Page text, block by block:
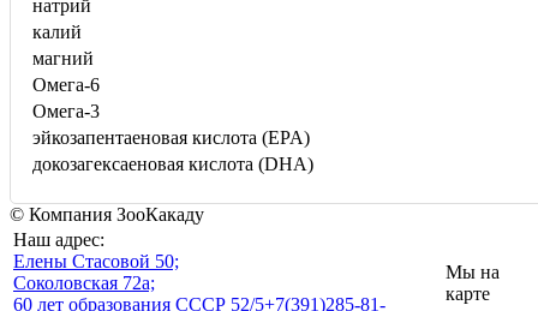
натрий
калий
магний
Омега-6
Омега-3
эйкозапентаеновая кислота (EPA)
докозагексаеновая кислота (DHA)
© Компания ЗооКакаду
Наш адрес:
Eлены Стасовой 50;
Соколовская 72а;
60 лет образования СССР 52/5+7(391)285-81-
Мы на
карте